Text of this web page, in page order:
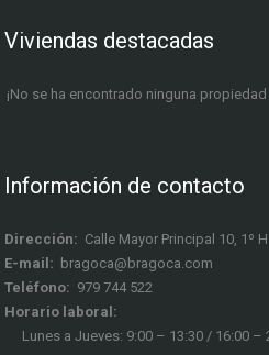
Viviendas destacadas
¡No se ha encontrado ninguna
Información de contacto
Dirección: Calle Mayor Principal 10, 1º
E-mail: bragoca@bragoca.com
Teléfono: 979 744 522
Horario laboral:
Lunes a Jueves: 9:00 – 13:30 / 16:00 –